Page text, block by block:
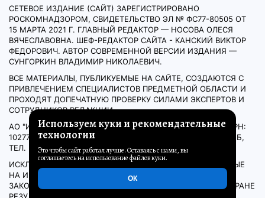
СЕТЕВОЕ ИЗДАНИЕ (САЙТ) ЗАРЕГИСТРИРОВАНО
РОСКОМНАДЗОРОМ, СВИДЕТЕЛЬСТВО ЭЛ № ФС77-80505 ОТ
15 МАРТА 2021 Г. ГЛАВНЫЙ РЕДАКТОР — НОСОВА ОЛЕСЯ
ВЯЧЕСЛАВОВНА. ШЕФ-РЕДАКТОР САЙТА - КАНСКИЙ ВИКТОР
ФЕДОРОВИЧ. АВТОР СОВРЕМЕННОЙ ВЕРСИИ ИЗДАНИЯ —
СУНГОРКИН ВЛАДИМИР НИКОЛАЕВИЧ.
ВСЕ МАТЕРИАЛЫ, ПУБЛИКУЕМЫЕ НА САЙТЕ, СОЗДАЮТСЯ С
ПРИВЛЕЧЕНИЕМ СПЕЦИАЛИСТОВ ПРЕДМЕТНОЙ ОБЛАСТИ И
ПРОХОДЯТ ДОПЕЧАТНУЮ ПРОВЕРКУ СИЛАМИ ЭКСПЕРТОВ И
СОТРУДНИКОВ РЕДАКЦИИ.
АО "ИД "КОМСОМОЛЬСКАЯ ПРАВДА". ИНН: 7714037217 ОГРН:
1027739295781 127015, МОСКВА, НОВОДМИТРОВСКАЯ Д. 2Б,
ТЕЛ. +7 (495) 777-02-82.
ИСКЛЮЧИТЕЛЬНЫЕ ПРАВА НА МАТЕРИАЛЫ, РАЗМЕЩЁННЫЕ
НА ИНТЕРНЕТ-САЙТЕ WWW.KP.RU, В СООТВЕТСТВИИ С
ЗАКОНОДАТЕЛЬСТВОМ РОССИЙСКОЙ ФЕДЕРАЦИИ ОБ ОХРАНЕ
Используем куки и рекомендательные
технологии
Это чтобы сайт работал лучше. Оставаясь с нами, вы
соглашаетесь на использование файлов куки.
ОК